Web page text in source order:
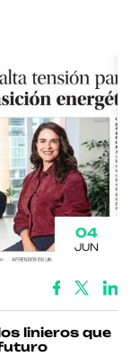
04
JUN
linieros que